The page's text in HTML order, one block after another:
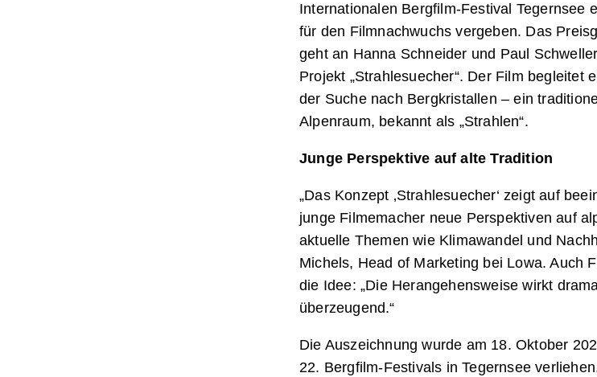
Internationalen Bergfilm-Festival Tegernsee
für den Filmnachwuchs vergeben. Das
geht an Hanna Schneider und Paul
Projekt „Strahlesuecher“. Der Film begleitet
der Suche nach Bergkristallen – ein
Alpenraum, bekannt als „Strahlen“.
Junge Perspektive auf alte Tradition
„Das Konzept ‚Strahlesuecher‘ zeigt auf
junge Filmemacher neue Perspektiven auf
aktuelle Themen wie Klimawandel und
Michels, Head of Marketing bei Lowa. Auch
die Idee: „Die Herangehensweise wirkt
überzeugend.“
Die Auszeichnung wurde am 18. Oktober
22. Bergfilm-Festivals in Tegernsee